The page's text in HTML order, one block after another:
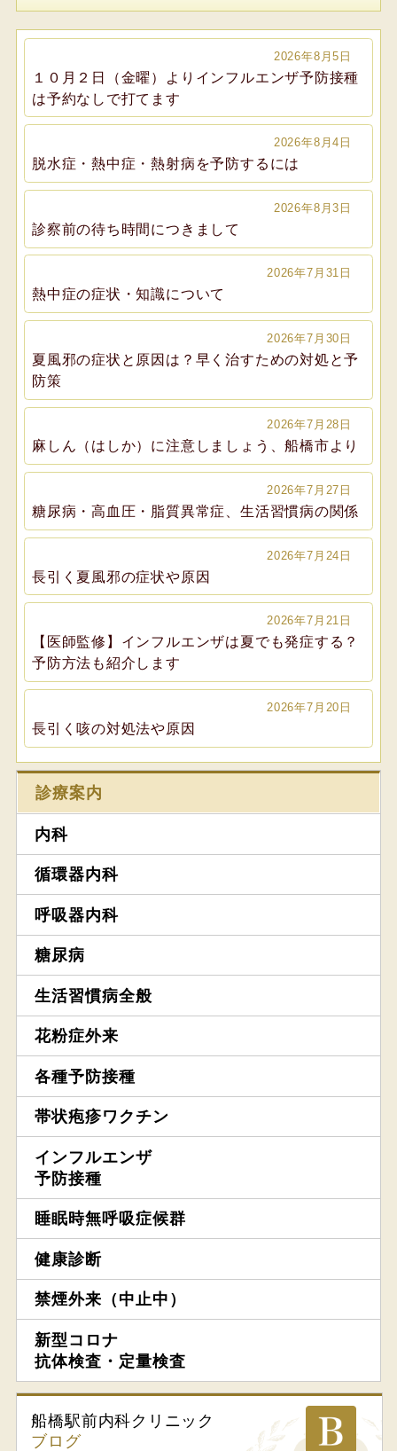
2026年8月5日
１０月２日（金曜）よりインフルエンザ予防接種
は予約なしで打てます
2026年8月4日
脱水症・熱中症・熱射病を予防するには
2026年8月3日
診察前の待ち時間につきまして
2026年7月31日
熱中症の症状・知識について
2026年7月30日
夏風邪の症状と原因は？早く治すための対処と予
防策
2026年7月28日
麻しん（はしか）に注意しましょう、船橋市より
2026年7月27日
糖尿病・高血圧・脂質異常症、生活習慣病の関係
2026年7月24日
長引く夏風邪の症状や原因
2026年7月21日
【医師監修】インフルエンザは夏でも発症する？
予防方法も紹介します
2026年7月20日
長引く咳の対処法や原因
診療案内
内科
循環器内科
呼吸器内科
糖尿病
生活習慣病全般
花粉症外来
各種予防接種
帯状疱疹ワクチン
インフルエンザ
予防接種
睡眠時無呼吸症候群
健康診断
禁煙外来（中止中）
新型コロナ
抗体検査・定量検査
船橋駅前内科クリニック
ブログ